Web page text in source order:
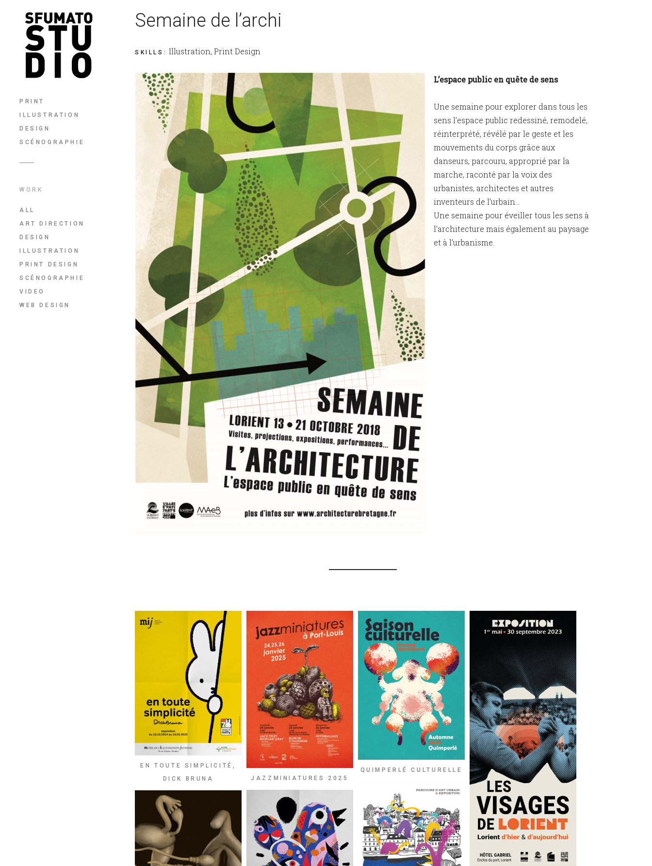
PRINT
ILLUSTRATION
DESIGN
SCÉNOGRAPHIE
WORK
ALL
ART DIRECTION
DESIGN
ILLUSTRATION
PRINT DESIGN
SCÉNOGRAPHIE
VIDEO
WEB DESIGN
Semaine de l’archi
SKILLS : Illustration, Print Design
L’espace public en quête de sens
Une semaine pour explorer dans tous les
sens l’espace public redessiné, remodelé,
réinterprété, révélé par le geste et les
mouvements du corps grâce aux
danseurs, parcouru, approprié par la
marche, raconté par la voix des
urbanistes, architectes et autres
inventeurs de l’urbain…
Une semaine pour éveiller tous les sens à
l’architecture mais également au paysage
et à l’urbanisme.
EN TOUTE SIMPLICITÉ,
DICK BRUNA
JAZZMINIATURES 2025
QUIMPERLÉ CULTURELLE